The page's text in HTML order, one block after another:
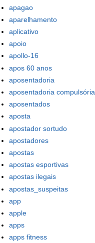
apagao
aparelhamento
aplicativo
apoio
apollo-16
apos 60 anos
aposentadoria
aposentadoria compulsória
aposentados
aposta
apostador sortudo
apostadores
apostas
apostas esportivas
apostas ilegais
apostas_suspeitas
app
apple
apps
apps fitness